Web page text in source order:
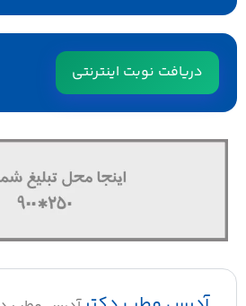
دریافت نوبت اینترنتی